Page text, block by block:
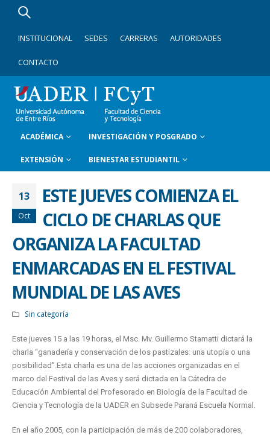
INSTITUCIONAL SEDES CARRERAS AUTORIDADES
CONTACTO
ACADÉMICA INVESTIGACIÓN Y POSGRADO
EXTENSIÓN BIENESTAR ESTUDIANTIL
13
Oct
ESTE JUEVES COMIENZA EL
CICLO DE CHARLAS QUE
ORGANIZA LA FACULTAD
ENMARCADAS EN EL FESTIVAL
MUNDIAL DE LAS AVES
Sin categoría
Este jueves 15 a las 19 horas, el Msc. Mv. Guillermo Stamatti dictará la
charla “ganadería y conservación de los pastizales: una utopía o una
posibilidad”.Esta charla es una de las acciones organizadas en el
marco del Festival de las Aves y será dictada en la Cátedra de
Educación Ambiental del Profesorado en Biología de la Facultad de
Ciencia y Tecnología de la UADER en Subsede Paraná Escuela Normal.
En el año 2005, con la participación de más de 200 colaboradores,